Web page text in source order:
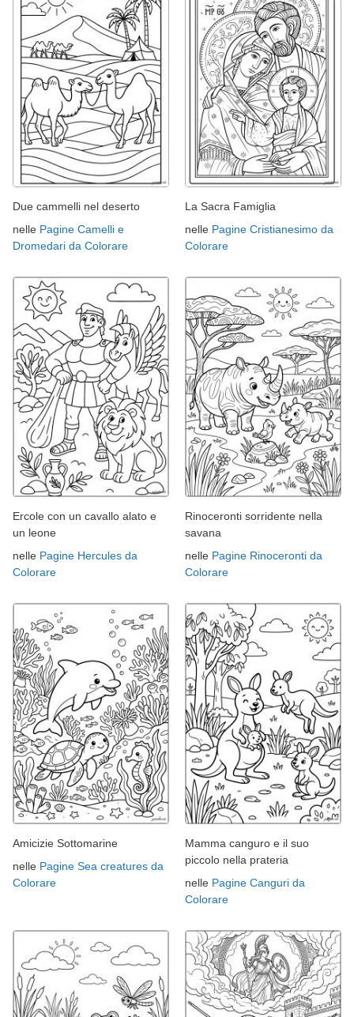
Due cammelli nel deserto
nelle Pagine Camelli e
Dromedari da Colorare
La Sacra Famiglia
nelle Pagine Cristianesimo da
Colorare
Ercole con un cavallo alato e
un leone
nelle Pagine Hercules da
Colorare
Rinoceronti sorridente nella
savana
nelle Pagine Rinoceronti da
Colorare
Amicizie Sottomarine
nelle Pagine Sea creatures da
Colorare
Mamma canguro e il suo
piccolo nella prateria
nelle Pagine Canguri da
Colorare